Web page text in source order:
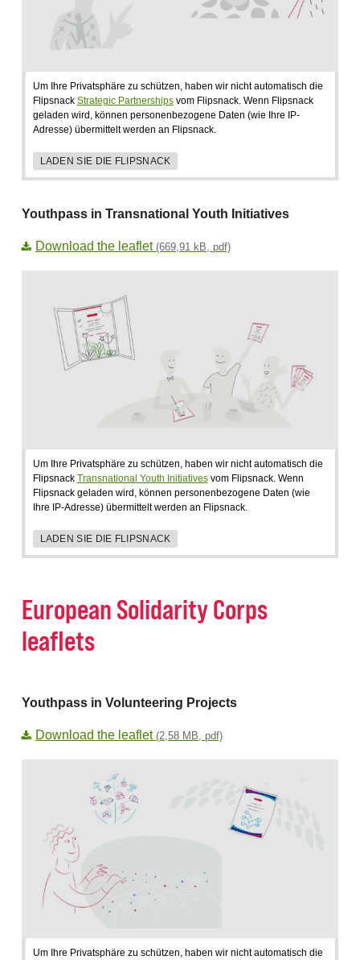
Um Ihre Privatsphäre zu schützen, haben wir nicht automatisch die
Flipsnack Strategic Partnershipsvom Flipsnack. Wenn Flipsnack
geladen wird, können personenbezogene Daten (wie Ihre IP-
Adresse) übermittelt werden an Flipsnack.
LADEN SIE DIE FLIPSNACK
Youthpass in Transnational Youth Initiatives
Download the leaflet (669,91 kB, pdf)
Um Ihre Privatsphäre zu schützen, haben wir nicht automatisch die
Flipsnack Transnational Youth Initiativesvom Flipsnack. Wenn
Flipsnack geladen wird, können personenbezogene Daten (wie
Ihre IP-Adresse) übermittelt werden an Flipsnack.
LADEN SIE DIE FLIPSNACK
European Solidarity Corps
leaflets
Youthpass in Volunteering Projects
Download the leaflet (2,58 MB, pdf)
Um Ihre Privatsphäre zu schützen, haben wir nicht automatisch die